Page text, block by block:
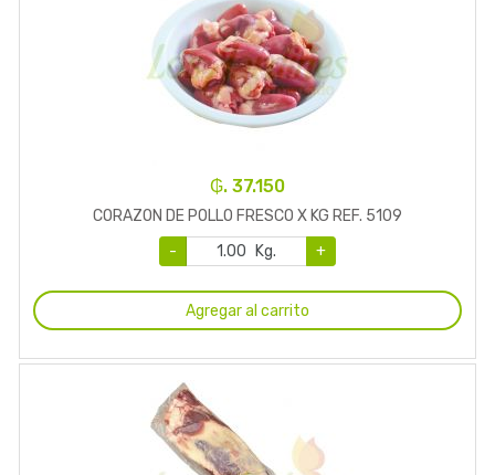
₲. 37.150
CORAZON DE POLLO FRESCO X KG REF. 5109
-
Kg. +
Agregar al carrito